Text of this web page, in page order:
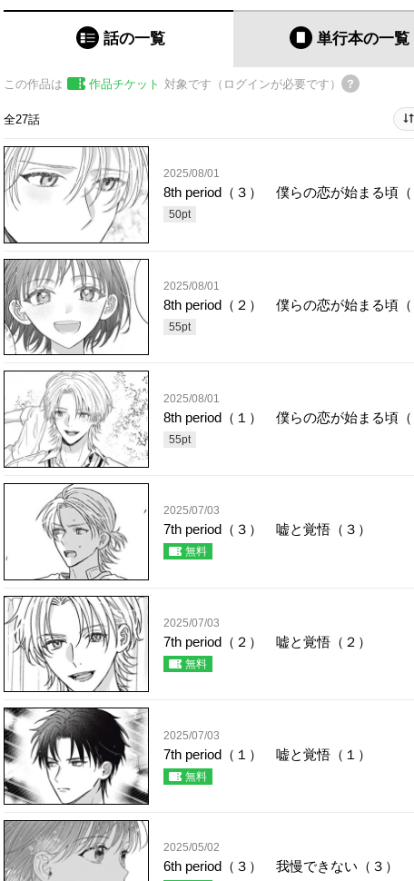
話の一覧 単行本の一覧
この作品は 作品チケット 対象です（ログインが必要です）
全27話
2025/08/01
8th period（３） 僕らの恋が始まる頃
50pt
2025/08/01
8th period（２） 僕らの恋が始まる頃
55pt
2025/08/01
8th period（１） 僕らの恋が始まる頃
55pt
2025/07/03
7th period（３） 嘘と覚悟（３）
無料
2025/07/03
7th period（２） 嘘と覚悟（２）
無料
2025/07/03
7th period（１） 嘘と覚悟（１）
無料
2025/05/02
6th period（３） 我慢できない（３）